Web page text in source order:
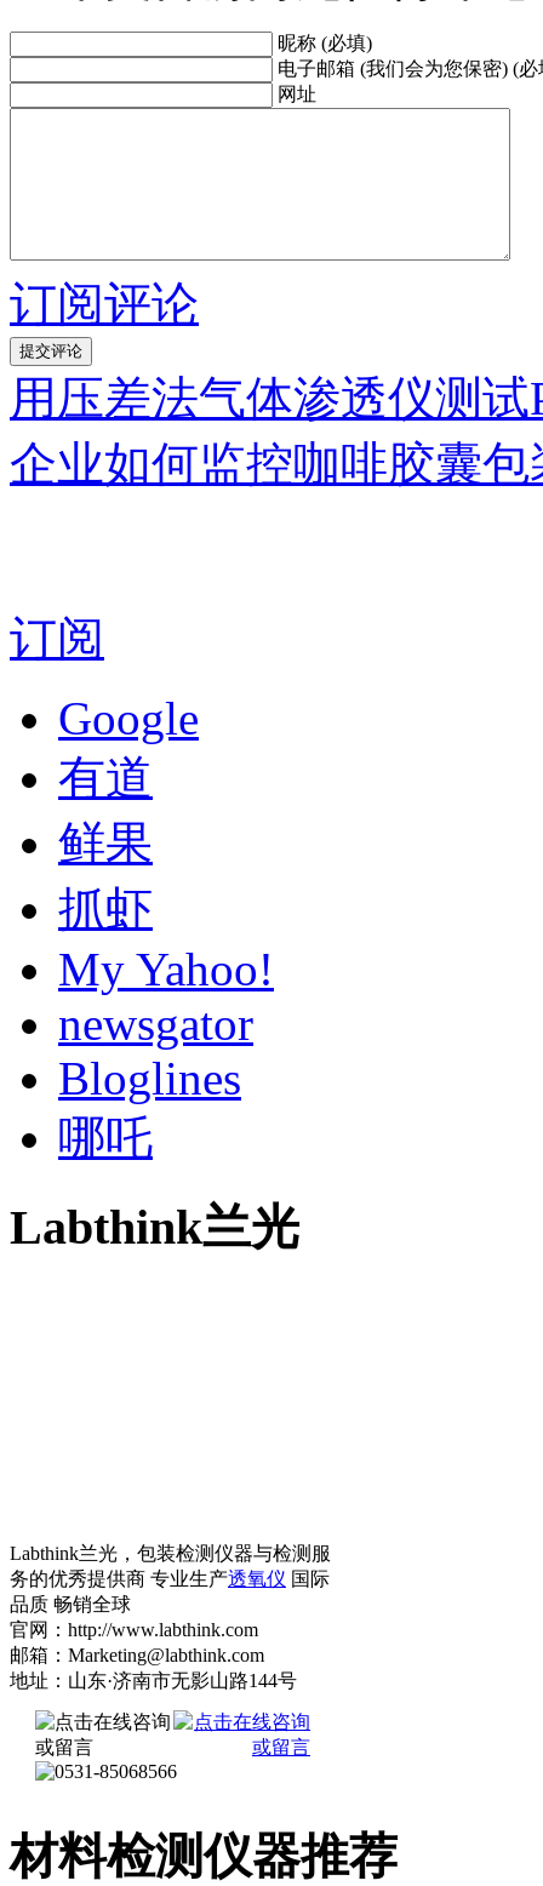
昵称 (必填)
电子邮箱 (我们会为您保密) (必
网址
订阅评论
用压差法气体渗透仪测
企业如何监控咖啡胶囊
订阅
Google
有道
鲜果
抓虾
My Yahoo!
newsgator
Bloglines
哪吒
Labthink兰光
Labthink兰光，包装检测仪器与检测服
务的优秀提供商 专业生产透氧仪 国际
品质 畅销全球
官网：http://www.labthink.com
邮箱：Marketing@labthink.com
地址：山东·济南市无影山路144号
材料检测仪器推荐